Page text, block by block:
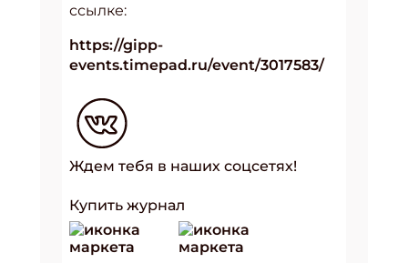
ссылке:
https://gipp-
events.timepad.ru/event/3017583/
Ждем тебя в наших соцсетях!
Купить журнал